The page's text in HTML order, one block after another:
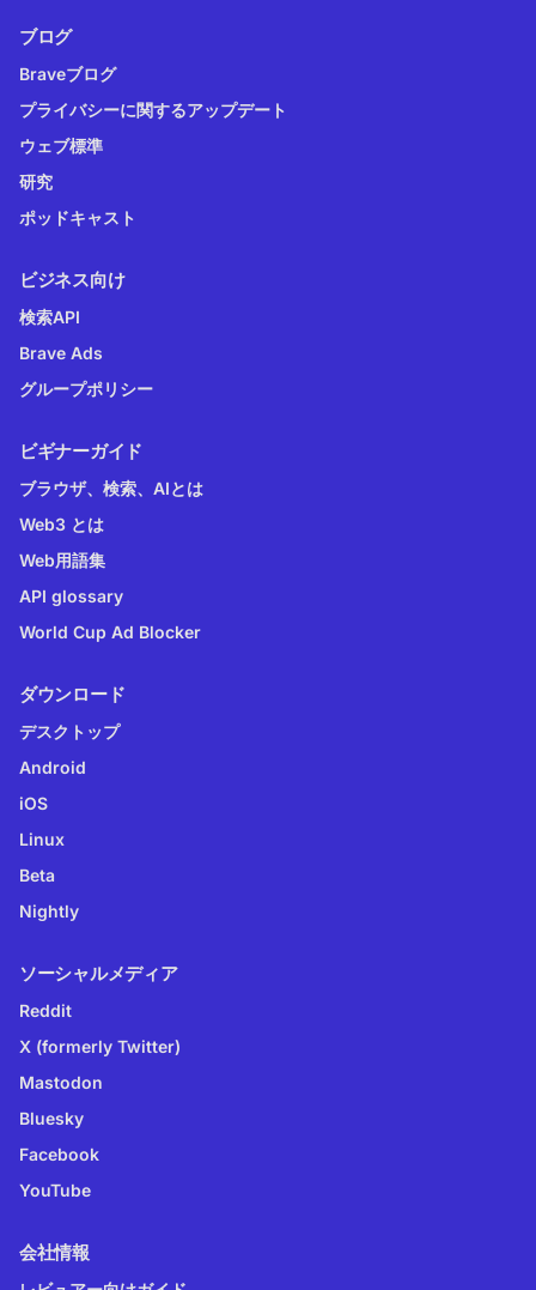
ブログ
Braveブログ
プライバシーに関するアップデート
ウェブ標準
研究
ポッドキャスト
ビジネス向け
検索API
Brave Ads
グループポリシー
ビギナーガイド
ブラウザ、検索、AIとは
Web3 とは
Web用語集
API glossary
World Cup Ad Blocker
ダウンロード
デスクトップ
Android
iOS
Linux
Beta
Nightly
ソーシャルメディア
Reddit
X (formerly Twitter)
Mastodon
Bluesky
Facebook
YouTube
会社情報